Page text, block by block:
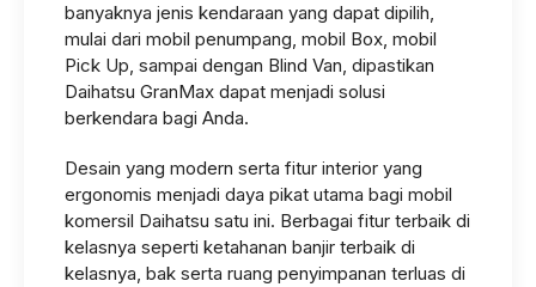
banyaknya jenis kendaraan yang dapat dipilih,
mulai dari mobil penumpang, mobil Box, mobil
Pick Up, sampai dengan Blind Van, dipastikan
Daihatsu GranMax dapat menjadi solusi
berkendara bagi Anda.
Desain yang modern serta fitur interior yang
ergonomis menjadi daya pikat utama bagi mobil
komersil Daihatsu satu ini. Berbagai fitur terbaik di
kelasnya seperti ketahanan banjir terbaik di
kelasnya, bak serta ruang penyimpanan terluas di